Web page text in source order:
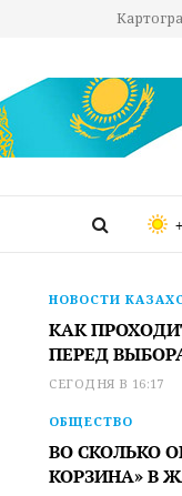
НОВОСТИ
КАК
ПЕРЕД
СЕГОДНЯ В 16:17
ОБЩЕСТВО
ВО СКОЛЬКО
КОРЗИНА» В